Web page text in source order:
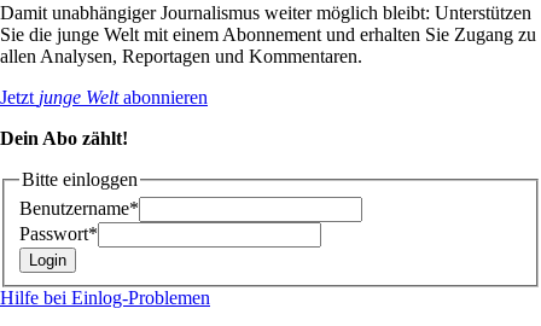
Damit unabhängiger Journalismus weiter möglich bleibt: Unterstützen
Sie die junge Welt mit einem Abonnement und erhalten Sie Zugang zu
allen Analysen, Reportagen und Kommentaren.
Jetzt junge Weltabonnieren
Dein Abo zählt!
Bitte einloggen
Benutzername*
Passwort*
Hilfe bei Einlog-Problemen